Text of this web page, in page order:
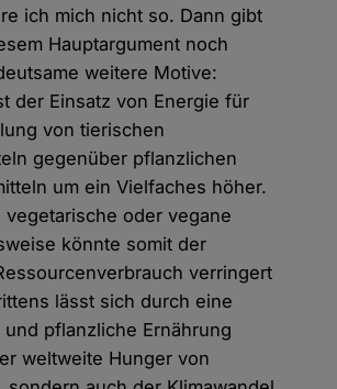
ich mich nicht so. Dann gibt
Hauptargument noch
weitere Motive:
der Einsatz von Energie für
von tierischen
gegenüber pflanzlichen
um ein Vielfaches höher.
vegetarische oder vegane
könnte somit der
verringert
lässt sich durch eine
pflanzliche Ernährung
weltweite Hunger von